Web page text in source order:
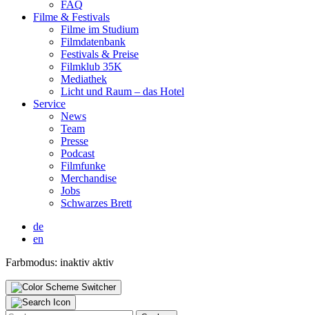
FAQ
Fil­me & Fes­ti­vals
Fil­me im Stu­di­um
Film­da­ten­bank
Fes­ti­vals & Prei­se
Film­klub 35K
Media­thek
Licht und Raum – das Hotel
Ser­vice
News
Team
Pres­se
Pod­cast
Film­fun­ke
Mer­chan­di­se
Jobs
Schwar­zes Brett
de
en
Farbmodus: inaktiv aktiv